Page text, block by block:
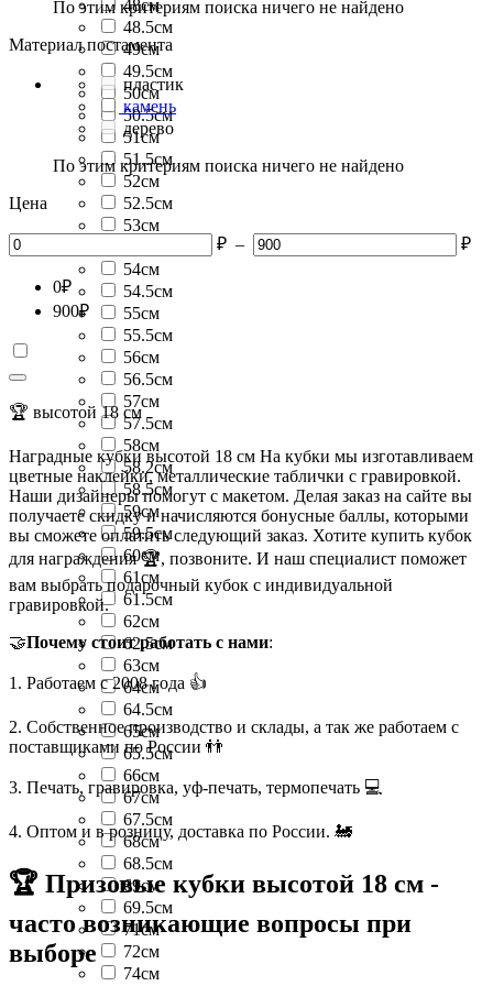
48см
48.5см
49см
49.5см
50см
50.5см
51см
51.5см
52см
52.5см
53см
54см
54.5см
55см
55.5см
56см
56.5см
57см
57.5см
58см
58.2см
58.5см
59см
59.5см
60см
61см
61.5см
62см
62.5см
63см
64см
64.5см
65см
65.5см
66см
67см
67.5см
68см
68.5см
69см
69.5см
71см
72см
74см
По этим критериям поиска ничего не найдено
Материал постамента
пластик
камень
дерево
По этим критериям поиска ничего не найдено
Цена
₽ – ₽
0₽
900₽
🏆 высотой 18 см
Наградные кубки высотой 18 см На кубки мы изготавливаем
цветные наклейки, металлические таблички с гравировкой.
Наши дизайнеры помогут с макетом. Делая заказ на сайте вы
получаете скидку и начисляются бонусные баллы, которыми
вы сможете оплатить следующий заказ. Хотите купить кубок
для награждения 🏆, позвоните. И наш специалист поможет
вам выбрать подарочный кубок с индивидуальной
гравировкой.
🤝Почему стоит работать с нами:
1. Работаем с 2008 года 👍
2. Собственное производство и склады, а так же работаем с
поставщиками по России 👬
3. Печать, гравировка, уф-печать, термопечать 💻
4. Оптом и в розницу, доставка по России. 🚂
🏆 Призовые кубки высотой 18 см -
часто возникающие вопросы при
выборе